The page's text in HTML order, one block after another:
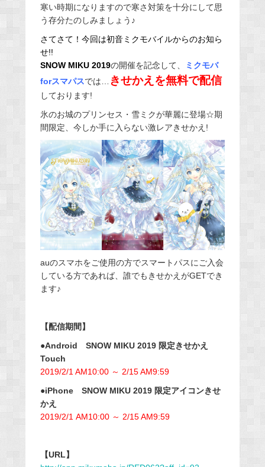
寒い時期になりますので寒さ対策を十分にして思
う存分たのしみましょう♪
さてさて！今回は初音ミクモバイルからのお知ら
せ!!
SNOW MIKU 2019の開催を記念して、
ミクモバ
forスマパスでは… きせかえを無料で配信
しております!
氷のお城のプリンセス・雪ミクが華麗に登場☆期
間限定、今しか手に入らない激レアきせかえ!
auのスマホをご使用の方でスマートパスにご入会
している方であれば、誰でもきせかえがGETでき
ます♪
【配信期間】
●Android SNOW MIKU 2019 限定きせかえ
Touch
2019/2/1 AM10:00 ～ 2/15 AM9:59
●iPhone SNOW MIKU 2019 限定アイコンきせ
かえ
2019/2/1 AM10:00 ～ 2/15 AM9:59
【URL】